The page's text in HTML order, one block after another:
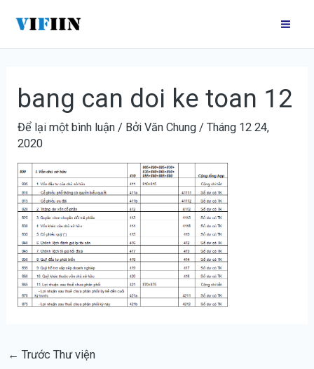
nội
bang can doi ke toan 12
Để lại một bình luận / BởiVăn Chung /Tháng 12 24,
2020
hướng
bài
← Trước Thư viện